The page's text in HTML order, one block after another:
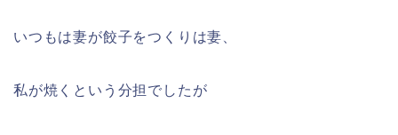
いつもは妻が餃子をつくりは妻、
私が焼くという分担でしたが